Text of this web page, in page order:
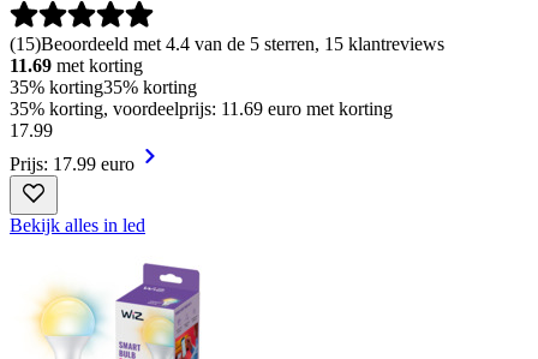
(15)Beoordeeld met 4.4 van de 5 sterren, 15 klantreviews
11.69 met korting
35% korting35% korting
35% korting, voordeelprijs: 11.69 euro met korting
17.99
Prijs: 17.99 euro
Bekijk alles in led